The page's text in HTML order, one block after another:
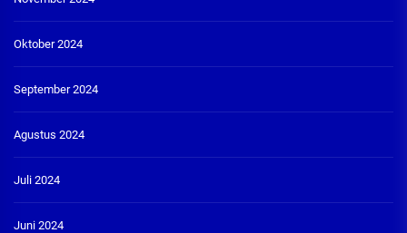
Oktober 2024
September 2024
Agustus 2024
Juli 2024
Juni 2024